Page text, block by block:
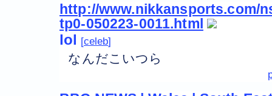
http://www.nikkansports.com/
tp0-050223-0011.html
lol celeb
なんだこいつら